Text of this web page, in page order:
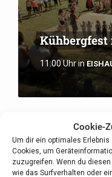
Cookie-
Um dir ein optimales
Cookies, um
zuzugreifen. Wenn du
wie das Surfverhalten oder
Kühbergfest
11:00 Uhrin
27
Aug.